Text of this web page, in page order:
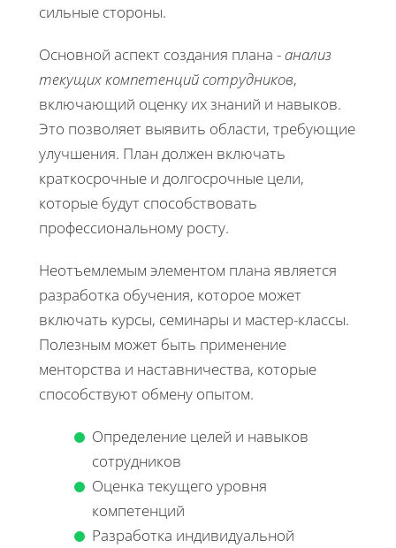
сильные стороны.
Основной аспект создания плана - анализ
текущих компетенций сотрудников,
включающий оценку их знаний и навыков.
Это позволяет выявить области, требующие
улучшения. План должен включать
краткосрочные и долгосрочные цели,
которые будут способствовать
профессиональному росту.
Неотъемлемым элементом плана является
разработка обучения, которое может
включать курсы, семинары и мастер-классы.
Полезным может быть применение
менторства и наставничества, которые
способствуют обмену опытом.
Определение целей и навыков
сотрудников
Оценка текущего уровня
компетенций
Разработка индивидуальной